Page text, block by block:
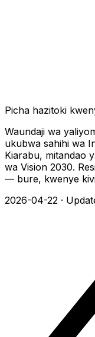
Picha hazitoki
Waundaji wa
ukubwa sahihi wa
Kiarabu, mitandao
wa Vision 2030.
— bure, kwenye
2026-04-22 ·